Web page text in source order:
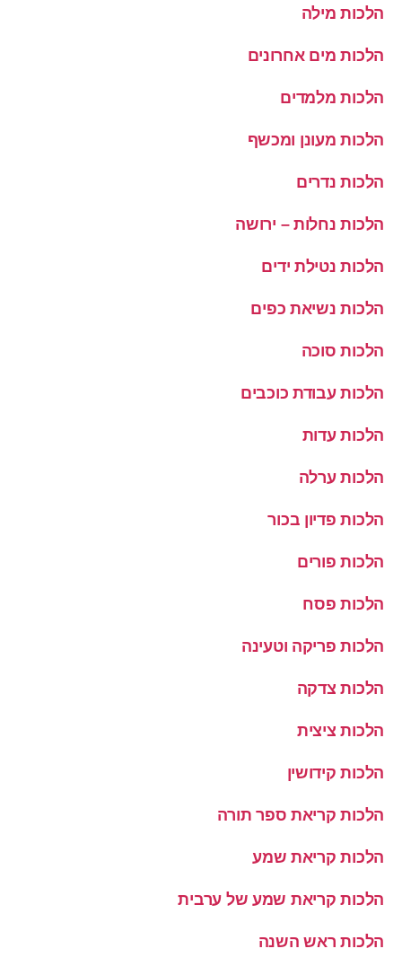
הלכות מילה
הלכות מים אחרונים
הלכות מלמדים
הלכות מעונן ומכשף
הלכות נדרים
הלכות נחלות – ירושה
הלכות נטילת ידים
הלכות נשיאת כפים
הלכות סוכה
הלכות עבודת כוכבים
הלכות עדות
הלכות ערלה
הלכות פדיון בכור
הלכות פורים
הלכות פסח
הלכות פריקה וטעינה
הלכות צדקה
הלכות ציצית
הלכות קידושין
הלכות קריאת ספר תורה
הלכות קריאת שמע
הלכות קריאת שמע של ערבית
הלכות ראש השנה